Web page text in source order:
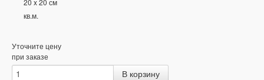
кв.м.
Уточните цену
при заказе